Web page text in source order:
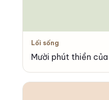
Lối sống
Mười phút thiền